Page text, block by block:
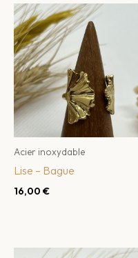
Acier inoxydable
Lise – Bague
16,00 €